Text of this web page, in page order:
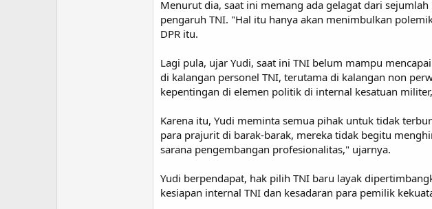
Menurut dia, saat ini memang ada gelagat dari
pengaruh TNI. "Hal itu hanya akan menimbulkan
DPR itu.
Lagi pula, ujar Yudi, saat ini TNI belum mampu
di kalangan personel TNI, terutama di kalangan non
kepentingan di elemen politik di internal kesatuan
Karena itu, Yudi meminta semua pihak untuk tidak
para prajurit di barak-barak, mereka tidak begitu
sarana pengembangan profesionalitas," ujarnya.
Yudi berpendapat, hak pilih TNI baru layak
kesiapan internal TNI dan kesadaran para pemilik